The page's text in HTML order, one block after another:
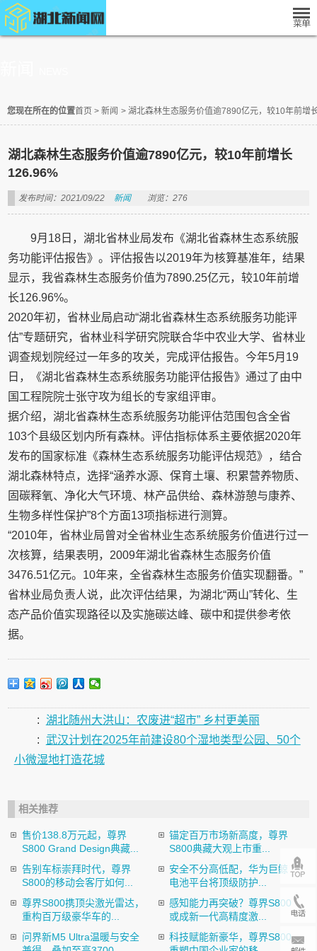
您现在所在的位置首页 > 新闻 > 湖北森林生态服务价值逾7890亿元，较10年前增
湖北森林生态服务价值逾7890亿元，较10年前增长
126.96%
发布时间：2021/09/22 新闻 浏览：276
9月18日，湖北省林业局发布《湖北省森林生态系统服
务功能评估报告》。评估报告以2019年为核算基准年，结果
显示，我省森林生态服务价值为7890.25亿元，较10年前增
长126.96%。
2020年初，省林业局启动“湖北省森林生态系统服务功能评
估”专题研究，省林业科学研究院联合华中农业大学、省林业
调查规划院经过一年多的攻关，完成评估报告。今年5月19
日，《湖北省森林生态系统服务功能评估报告》通过了由中
国工程院院士张守攻为组长的专家组评审。
据介绍，湖北省森林生态系统服务功能评估范围包含全省
103个县级区划内所有森林。评估指标体系主要依据2020年
发布的国家标准《森林生态系统服务功能评估规范》，结合
湖北森林特点，选择“涵养水源、保育土壤、积累营养物质、
固碳释氧、净化大气环境、林产品供给、森林游憩与康养、
生物多样性保护”8个方面13项指标进行测算。
“2010年，省林业局曾对全省林业生态系统服务价值进行过一
次核算，结果表明，2009年湖北省森林生态服务价值
3476.51亿元。10年来，全省森林生态服务价值实现翻番。”
省林业局负责人说，此次评估结果，为湖北“两山”转化、生
态产品价值实现路径以及实施碳达峰、碳中和提供参考依
据。
: 湖北随州大洪山：农废进“超市” 乡村更美丽
: 武汉计划在2025年前建设80个湿地类型公园、50个
小微湿地打造花城
相关推荐
售价138.8万元起，尊界
S800 Grand Design典藏...
锚定百万市场新高度，尊界
S800典藏大观上市重...
告别车标崇拜时代，尊界
S800的移动会客厅如何...
安全不分高低配，华为巨鲸
电池平台将顶级防护...
尊界S800携顶尖激光雷达，
重构百万级豪华车的...
感知能力再突破？尊界S800
或成新一代高精度激...
问界新M5 Ultra温暖与安全
科技赋能新豪华，尊界S800